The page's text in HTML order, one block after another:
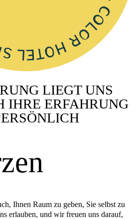
LIEGT UNS
IHRE ERFAHRUNG
CH
Ihnen Raum zu geben, Sie selbst zu
erlauben, und wir freuen uns darauf,